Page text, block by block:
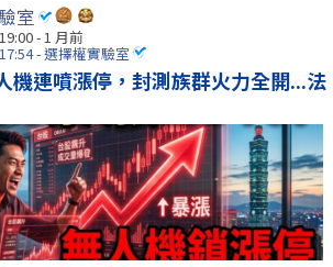
室
- 1 月前
- 選擇權實驗室
機連噴漲停，封測族群火力全開...法